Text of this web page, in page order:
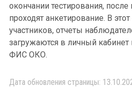
окончании тестирования,
проходят анкетирование. В
участников, отчеты
загружаются в личный
ФИС ОКО.
Дата обновления страницы: